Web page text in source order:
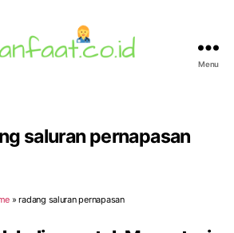
Menu
saluran pernapasan
»radang saluran pernapasan